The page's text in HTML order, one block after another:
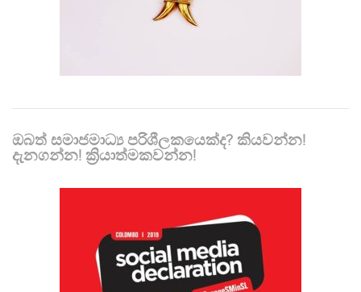
ඔබත් සමාජමාධ්‍ය පරිශීලකයෙක්ද? කියවන්න!
දැනගන්න! ක්‍රියාත්මකවන්න!